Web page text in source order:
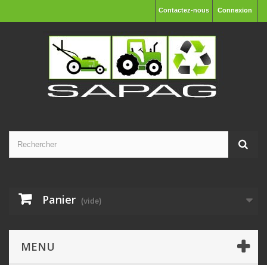
Connexion
Contactez-nous
Panier (vide)
MENU